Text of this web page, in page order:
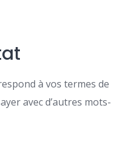
à vos termes de
avec d’autres mots-